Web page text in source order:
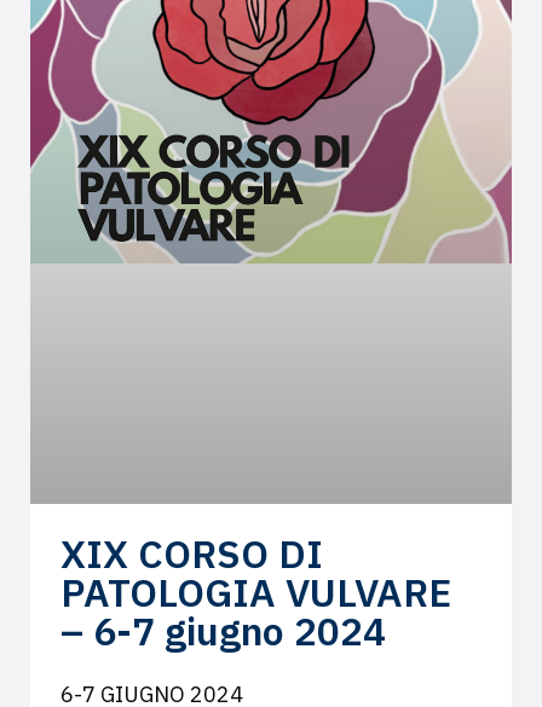
XIX CORSO DI
PATOLOGIA VULVARE
– 6-7 giugno 2024
6-7 GIUGNO 2024